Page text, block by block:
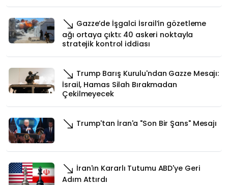
Gazze’de İşgalci İsrail’in gözetleme
ağı ortaya çıktı: 40 askeri noktayla
stratejik kontrol iddiası
Trump Barış Kurulu'ndan Gazze Mesajı:
İsrail, Hamas Silah Bırakmadan
Çekilmeyecek
Trump'tan İran'a "Son Bir Şans" Mesajı
İran'ın Kararlı Tutumu ABD'ye Geri
Adım Attırdı